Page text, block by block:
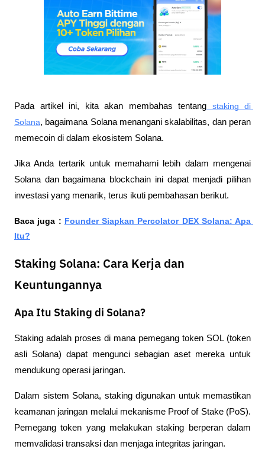
Pada artikel ini, kita akan membahas tentang staking di
Solana, bagaimana Solana menangani skalabilitas, dan peran
memecoin di dalam ekosistem Solana.
Jika Anda tertarik untuk memahami lebih dalam mengenai
Solana dan bagaimana blockchain ini dapat menjadi pilihan
investasi yang menarik, terus ikuti pembahasan berikut.
Baca juga : Founder Siapkan Percolator DEX Solana: Apa
Itu?
Staking Solana: Cara Kerja dan
Keuntungannya
Apa Itu Staking di Solana?
Staking adalah proses di mana pemegang token SOL (token
asli Solana) dapat mengunci sebagian aset mereka untuk
mendukung operasi jaringan.
Dalam sistem Solana, staking digunakan untuk memastikan
keamanan jaringan melalui mekanisme Proof of Stake (PoS).
Pemegang token yang melakukan staking berperan dalam
memvalidasi transaksi dan menjaga integritas jaringan.